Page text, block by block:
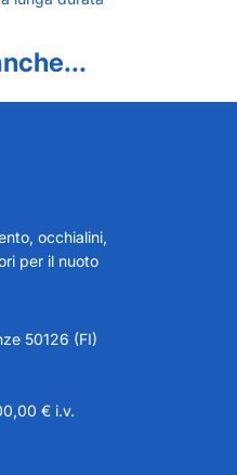
occhialini,
per il nuoto
50126 (FI)
€ i.v.